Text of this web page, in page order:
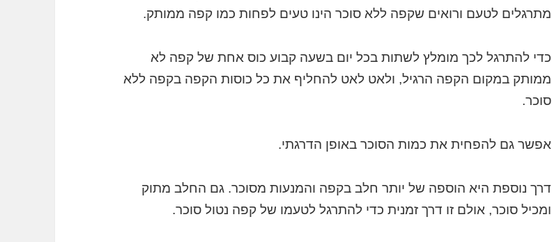
מתרגלים לטעם ורואים שקפה ללא סוכר הינו טעים לפחות כמו קפה ממותק.
כדי להתרגל לכך מומלץ לשתות בכל יום בשעה קבוע כוס אחת של קפה לא
ממותק במקום הקפה הרגיל, ולאט לאט להחליף את כל כוסות הקפה בקפה ללא
סוכר.
אפשר גם להפחית את כמות הסוכר באופן הדרגתי.
דרך נוספת היא הוספה של יותר חלב בקפה והמנעות מסוכר. גם החלב מתוק
ומכיל סוכר, אולם זו דרך זמנית כדי להתרגל לטעמו של קפה נטול סוכר.